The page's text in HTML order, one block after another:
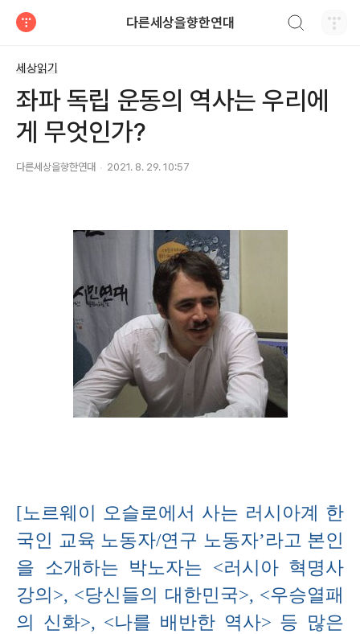
다른세상을향한연대
세상읽기
좌파 독립 운동의 역사는 우리에
게 무엇인가?
다른세상을향한연대 2021. 8. 29. 10:57
[노르웨이 오슬로에서 사는 러시아계 한
국인 교육 노동자/연구 노동자’라고 본인
을 소개하는 박노자는 <러시아 혁명사
강의>, <당신들의 대한민국>, <우승열패
의 신화>, <나를 배반한 역사> 등 많은